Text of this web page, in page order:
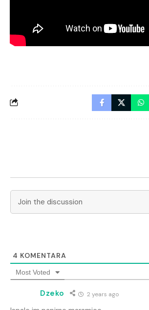
4 KOMENTARA
Most Voted
Dzeko 2 years ago